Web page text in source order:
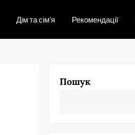
Дім та сім’я Рекомендації
Пошук